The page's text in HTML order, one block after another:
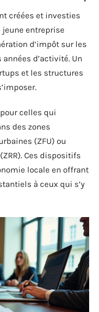
créées et investies
jeune entreprise
d’impôt sur les
d’activité. Un
et les structures
celles qui
des zones
(ZFU) ou
Ces dispositifs
locale en offrant
à ceux qui s’y